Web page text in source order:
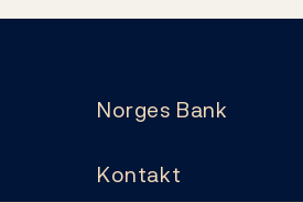
Norges Bank
Kontakt